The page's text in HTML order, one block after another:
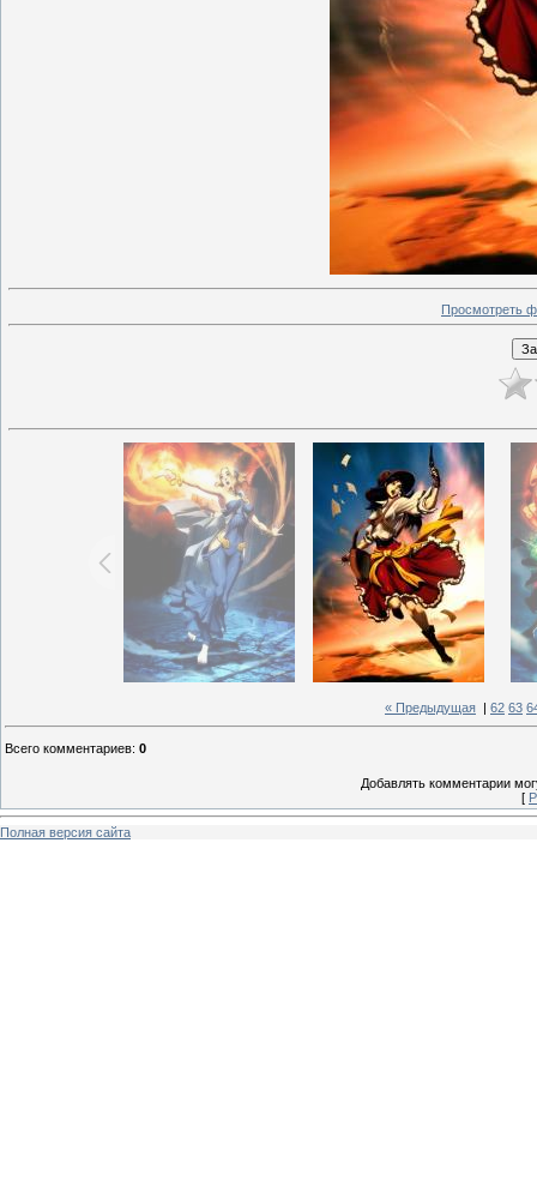
Просмотреть
« Предыдущая 62 63
Всего комментариев: 0
Добавлять комментарии
[
Полная версия сайта